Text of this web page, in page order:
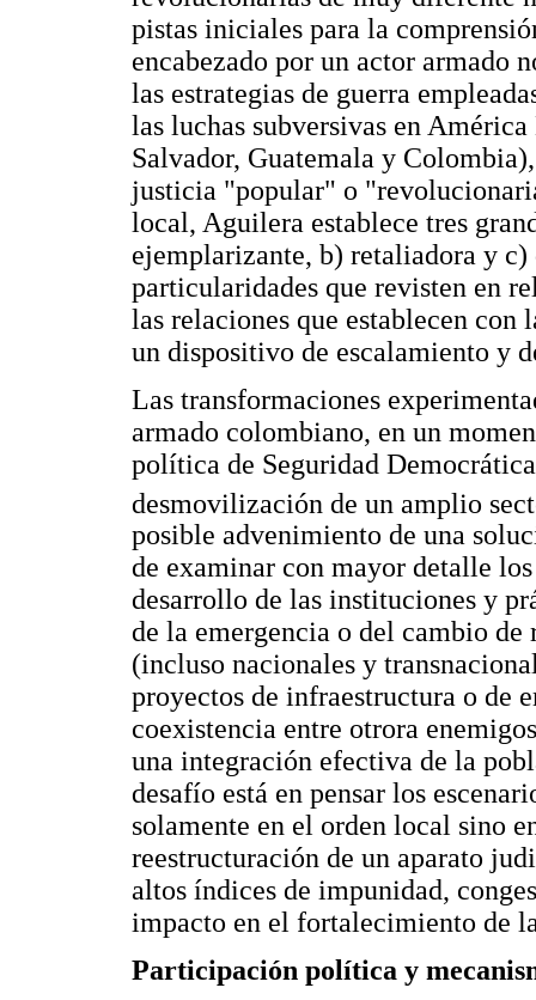
pistas iniciales para la
encabezado por un actor armado
las estrategias de guerra
las luchas subversivas en
Salvador, Guatemala y
justicia "popular" o
local, Aguilera establece tres
ejemplarizante, b) retaliadora y
particularidades que revisten en
las relaciones que establecen
un dispositivo de escalamiento y
Las transformaciones
armado colombiano, en un
política de Seguridad
desmovilización de un amplio
posible advenimiento de una
de examinar con mayor detalle
desarrollo de las instituciones y
de la emergencia o del cambio
(incluso nacionales y
proyectos de infraestructura o de
coexistencia entre otrora
una integración efectiva de la
desafío está en pensar los
solamente en el orden local sino
reestructuración de un aparato
altos índices de impunidad,
impacto en el fortalecimiento de
Participación política y